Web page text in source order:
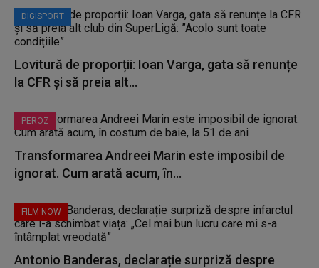
DIGISPORT
Lovitură de proporții: Ioan Varga, gata să renunțe
la CFR și să preia alt...
PEROZ
Transformarea Andreei Marin este imposibil de
ignorat. Cum arată acum, în...
FILM NOW
Antonio Banderas, declarație surpriză despre